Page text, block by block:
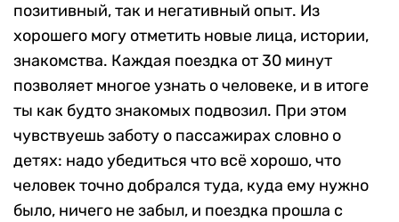
позитивный, так и негативный опыт. Из
хорошего могу отметить новые лица, истории,
знакомства. Каждая поездка от 30 минут
позволяет многое узнать о человеке, и в итоге
ты как будто знакомых подвозил. При этом
чувствуешь заботу о пассажирах словно о
детях: надо убедиться что всё хорошо, что
человек точно добрался туда, куда ему нужно
было, ничего не забыл, и поездка прошла с